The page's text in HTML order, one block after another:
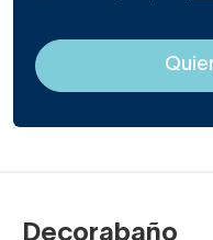
Decorabaño